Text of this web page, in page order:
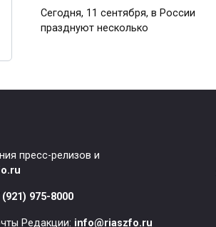
Сегодня, 11 сентября, в России
празднуют несколько
пресс-релизов и
(921) 975-8000
Редакции: info@riaszfo.ru